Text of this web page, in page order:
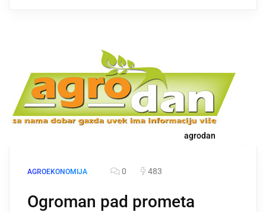
agrodan
AGROEKONOMIJA 0 483
Ogroman pad prometa